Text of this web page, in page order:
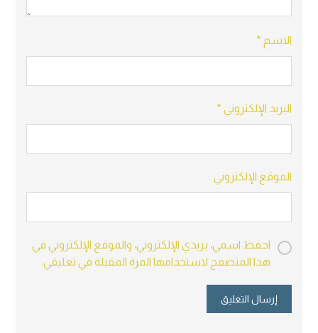
الاسم *
البريد الإلكتروني *
الموقع الإلكتروني
احفظ اسمي، بريدي الإلكتروني، والموقع الإلكتروني في
هذا المتصفح لاستخدامها المرة المقبلة في تعليقي.